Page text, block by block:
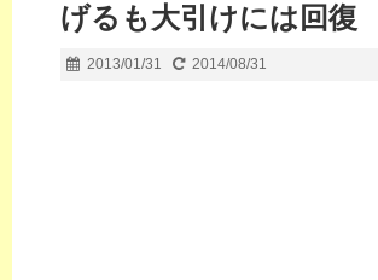
げるも大引けには回復
2013/01/31 2014/08/31